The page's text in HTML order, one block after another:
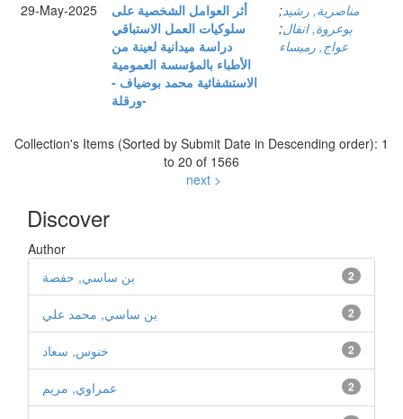
29-May-2025
أثر العوامل الشخصية على
سلوكيات العمل الاستباقي
دراسة ميدانية لعينة من
الأطباء بالمؤسسة العمومية
الاستشفائية محمد بوضياف -
ورقلة-
مناصرية, رشيد;
بوعروة, انفال;
عواج, رميساء
Collection's Items (Sorted by Submit Date in Descending order): 1
to 20 of 1566
next >
Discover
Author
2 بن ساسي, حفصة
2 بن ساسي, محمد علي
2 خنوس, سعاد
2 عمراوي, مريم